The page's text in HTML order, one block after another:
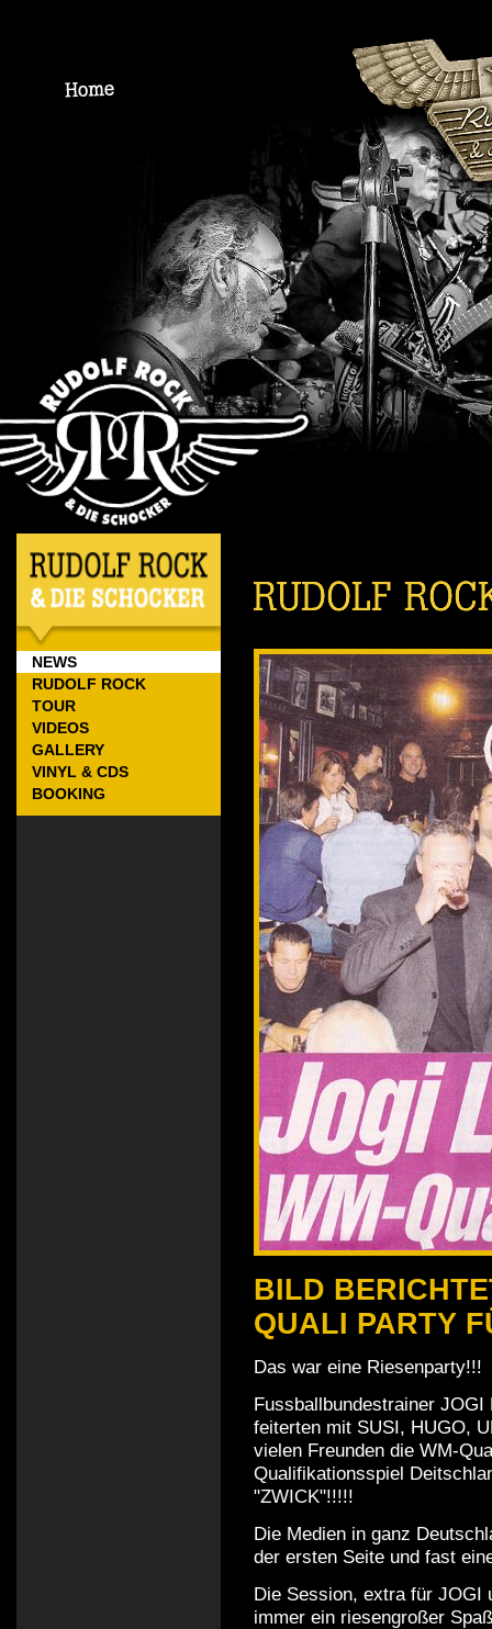
NEWS
RUDOLF ROCK
TOUR
VIDEOS
GALLERY
VINYL & CDS
BOOKING
BILD
QUALI PARTY
Das war eine Riesenparty!!!
Fussballbundestrainer
feiterten mit SUSI, HUGO,
vielen Freunden die WM-
Qualifikationsspiel
"ZWICK"!!!!!
Die Medien in ganz
der ersten Seite und fast
Die Session, extra für JOGI
immer ein riesengroßer